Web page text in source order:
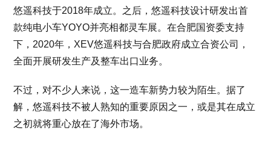
悠遥科技于2018年成立。之后，悠遥科技设计研发出首
款纯电小车YOYO并亮相都灵车展。在合肥国资委支持
下，2020年，XEV悠遥科技与合肥政府成立合资公司，
全面开展研发生产及整车出口业务。
不过，对不少人来说，这一造车新势力较为陌生。据了
解，悠遥科技不被人熟知的重要原因之一，或是其在成立
之初就将重心放在了海外市场。